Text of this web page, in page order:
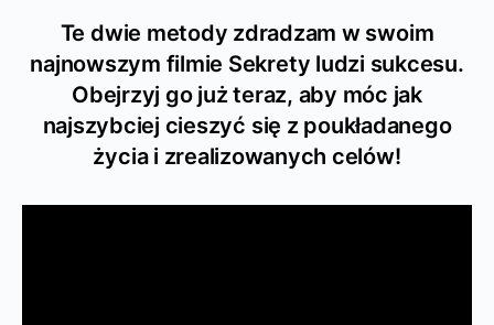
Te dwie metody zdradzam w swoim
najnowszym filmie Sekrety ludzi sukcesu.
Obejrzyj go już teraz, aby móc jak
najszybciej cieszyć się z poukładanego
życia i zrealizowanych celów!